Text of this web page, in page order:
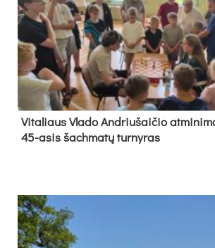
Vi­ta­liaus Vla­do And­riu­šai­čio
45-asis šach­ma­tų tur­ny­ras